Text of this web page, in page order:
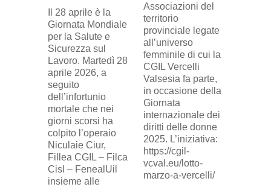
Il 28 aprile è la
Giornata Mondiale
per la Salute e
Sicurezza sul
Lavoro. Martedì 28
aprile 2026, a
seguito
dell’infortunio
mortale che nei
giorni scorsi ha
colpito l’operaio
Niculaie Ciur,
Fillea CGIL – Filca
Cisl – FenealUil
insieme alle
Associazioni del
territorio
provinciale legate
all’universo
femminile di cui la
CGIL Vercelli
Valsesia fa parte,
in occasione della
Giornata
internazionale dei
diritti delle donne
2025. L’iniziativa:
https://cgil-
vcval.eu/lotto-
marzo-a-vercelli/